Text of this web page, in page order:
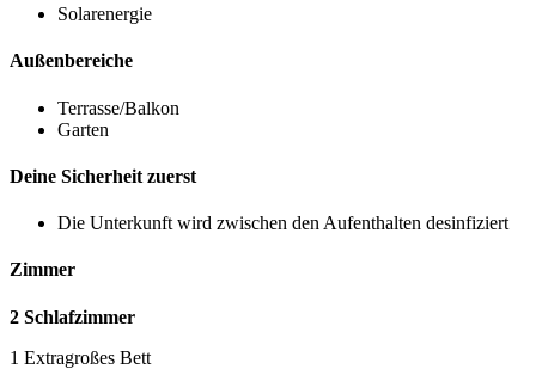
Solarenergie
Außenbereiche
Terrasse/Balkon
Garten
Deine Sicherheit zuerst
Die Unterkunft wird zwischen den Aufenthalten desinfiziert
Zimmer
2 Schlafzimmer
1 Extragroßes Bett